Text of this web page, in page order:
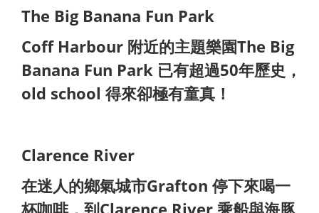
The Big Banana Fun Park
Coff Harbour 附近的主題樂園The Big
Banana Fun Park 已有超過50年歷史，
old school 得來卻極有童真！
Clarence River
在迷人的鄉氣城市Grafton 停下來喝一
杯咖啡，到Clarence River 乘船與海豚